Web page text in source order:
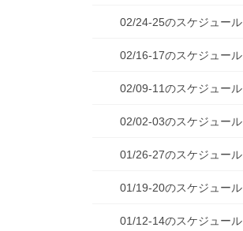
02/24-25のスケジュール
02/16-17のスケジュール
02/09-11のスケジュール
02/02-03のスケジュール
01/26-27のスケジュール
01/19-20のスケジュール
01/12-14のスケジュール